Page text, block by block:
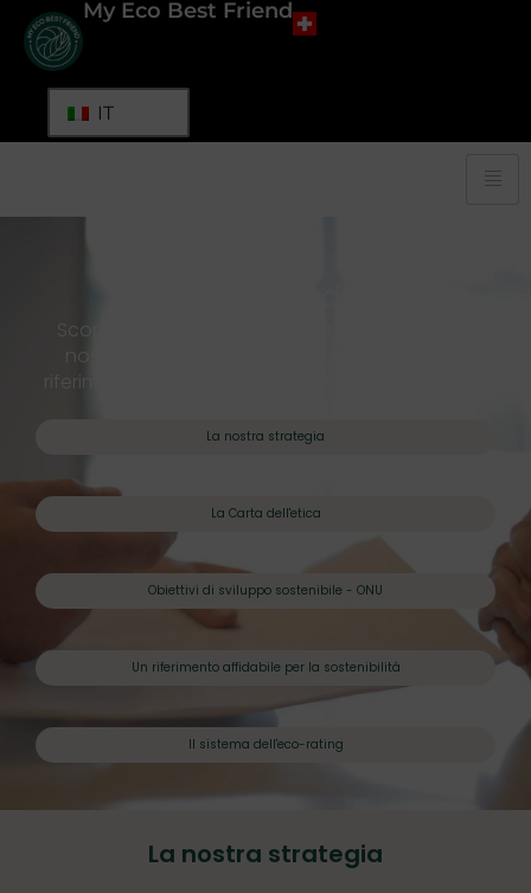
My Eco Best Friend
IT
Scoprite cosa rende la nostra piattaforma e i
nostri venditori etici, ecologici e un punto di
riferimento affidabile per la tutela dell'ambiente!
La nostra strategia
La Carta dell'etica
Obiettivi di sviluppo sostenibile - ONU
Un riferimento affidabile per la sostenibilità
Il sistema dell'eco-rating
La nostra strategia